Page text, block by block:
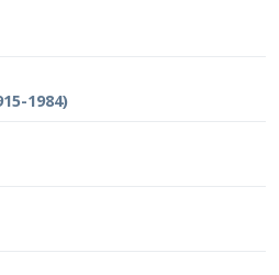
1984)